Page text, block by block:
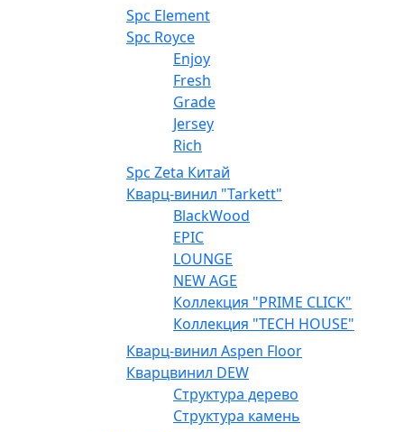
Spc Element
Spc Royce
Enjoy
Fresh
Grade
Jersey
Rich
Spc Zeta Китай
Кварц-винил "Tarkett"
BlackWood
EPIC
LOUNGE
NEW AGE
Коллекция "PRIME CLICK"
Коллекция "TECH HOUSE"
Кварц-винил Aspen Floor
Кварцвинил DEW
Структура дерево
Структура камень